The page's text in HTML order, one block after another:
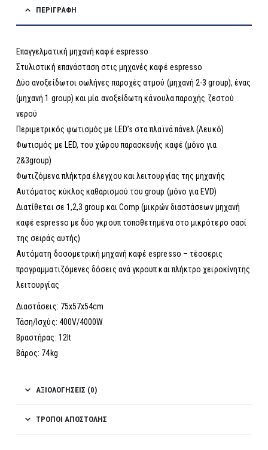
ΠΕΡΙΓΡΑΦΉ
Επαγγελματική μηχανή καφέ espresso
Στυλιστική επανάσταση στις μηχανές καφέ espresso
Δύο ανοξείδωτοι σωλήνες παροχές ατμού (μηχανή 2-3 group), ένας
(μηχανή 1 group) και μία ανοξείδωτη κάνουλα παροχής ζεστού
νερού
Περιμετρικός φωτισμός με LED’s στα πλαϊνά πάνελ (Λευκό)
Φωτισμός με LED, του χώρου παρασκευής καφέ (μόνο για
2&3group)
Φωτιζόμενα πλήκτρα έλεγχου και λειτουργίας της μηχανής
Αυτόματος κύκλος καθαρισμού του group (μόνο για EVD)
Διατίθεται σε 1,2,3 group και Comp (μικρών διαστάσεων μηχανή
καφέ espresso με δύο γκρουπ τοποθετημένα στο μικρότερο σασί
της σειράς αυτής)
Αυτόματη δοσομετρική μηχανή καφέ espresso – τέσσερις
προγραμματιζόμενες δόσεις ανά γκρουπ και πλήκτρο χειροκίνητης
λειτουργίας
Διαστάσεις: 75x57x54cm
Τάση/Ισχύς: 400V/4000W
Βραστήρας: 12lt
Βάρος: 74kg
ΑΞΙΟΛΟΓΉΣΕΙΣ (0)
ΤΡΌΠΟΙ ΑΠΟΣΤΟΛΉΣ